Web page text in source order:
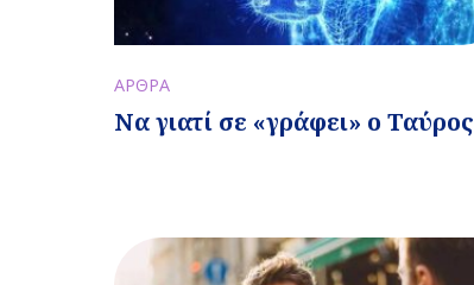
ΑΡΘΡΑ
Να γιατί σε «γράφει» ο Ταύρος